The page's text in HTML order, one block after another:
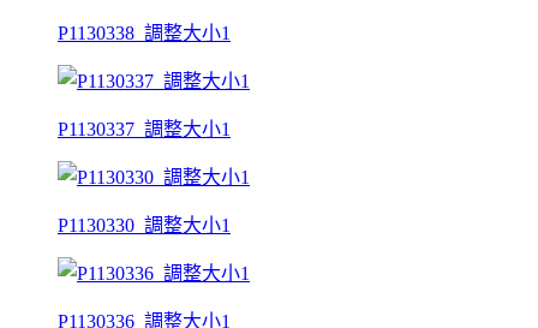
P1130338_調整大小1
P1130337_調整大小1
P1130330_調整大小1
P1130336_調整大小1